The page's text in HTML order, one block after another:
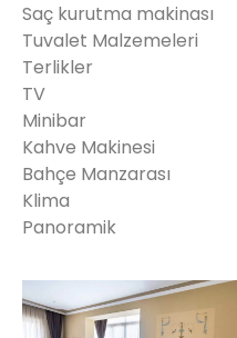
Saç kurutma makinası
Tuvalet Malzemeleri
Terlikler
TV
Minibar
Kahve Makinesi
Bahçe Manzarası
Klima
Panoramik